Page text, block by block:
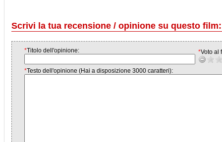
Scrivi la tua recensione / opinione su questo
*Titolo dell'opinione: *Voto al
*Testo dell'opinione (Hai a disposizione 3000 caratteri):